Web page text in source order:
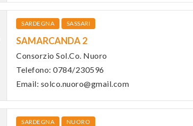
SARDEGNA SASSARI
SAMARCANDA 2
Consorzio Sol.Co. Nuoro
Telefono: 0784/230596
Email: solco.nuoro@gmail.com
SARDEGNA NUORO